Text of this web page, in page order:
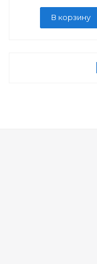
В корзину